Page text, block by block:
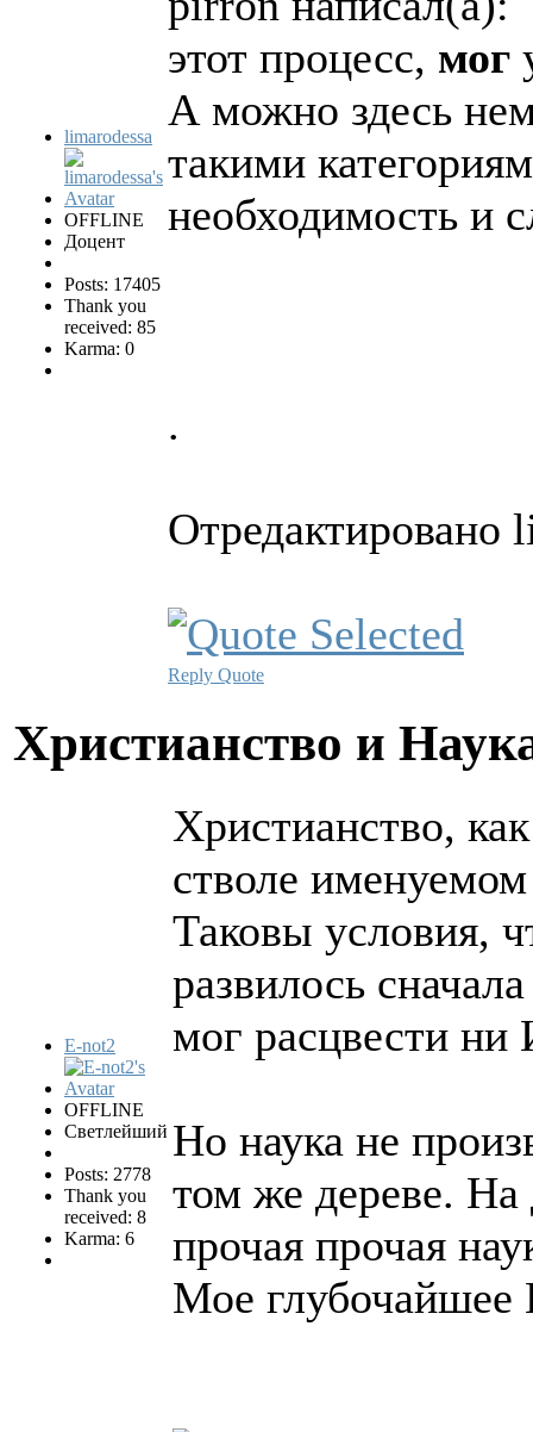
limarodessa
OFFLINE
Доцент
Posts: 17405
Thank you
received: 85
Karma: 0
этот процесс, мог
А можно здесь
такими
необходимость и
.
Отредактировано
Reply Quote
Христианство и
E-not2
OFFLINE
Светлейший
Posts: 2778
Thank you
received: 8
Karma: 6
Христианство,
стволе
Таковы условия,
развилось
мог расцвести ни
Но наука не
том же дереве. На
прочая прочая
Мое